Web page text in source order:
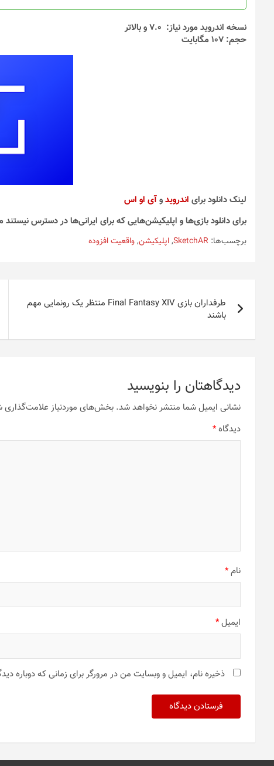
محصول
انتخاب
شوند
نسخه اندروید مورد نیاز: 7.0 و بالاتر
حجم: 107 مگابایت
لینک دانلود برای اندرویدوآی او اس
برای دانلود بازی‌ها و اپلیکیشن‌هایی که برای ایرانی‌ها در دسترس نیستند
برچسب‌ها: SketchAR
,اپلیکیشن,واقعیت افزوده
نوشته
طرفداران بازی Final Fantasy XIV منتظر یک رونمایی مهم
باشند
دیدگاهتان را بنویسید
نشانی ایمیل شما منتشر نخواهد شد. بخش‌های موردنیاز علامت‌گذاری
دیدگاه*
نام*
ایمیل*
ذخیره نام، ایمیل و وبسایت من در مرورگر برای زمانی که دوباره